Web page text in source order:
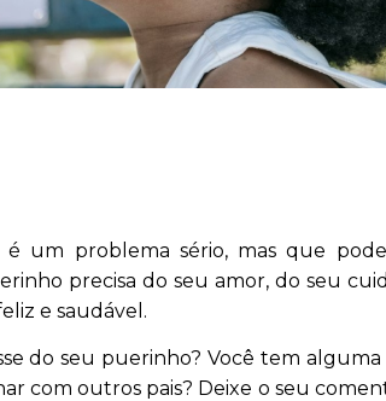
é um problema sério, mas que
precisa do seu amor, do seu
e saudável.
do seu puerinho? Você tem alguma
com outros pais? Deixe o seu